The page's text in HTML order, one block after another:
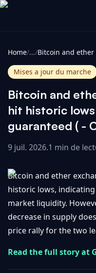
Cryptomonnaies
tout
100
Hausses
Baisses
tout
jour du
marché
Bitcoin
&
Layer
2
Voir
tout
Débuter
Trading &
NOUS
CONTACTER
Promouvoir
Home/.../
Mises a jour du marche
Bitcoin and
hit historic
guaranteed ( -
9 juil. 2026.1 min de
Bitcoin and ether
historic lows,
market liquidity.
decrease in supply
price rally for the two
Read the full story at